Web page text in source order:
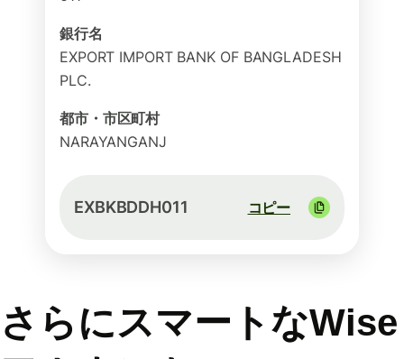
銀行名
EXPORT IMPORT BANK OF BANGLADESH
PLC.
都市・市区町村
NARAYANGANJ
EXBKBDDH011 コピー
さらにスマートなWise